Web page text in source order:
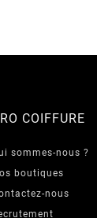
COIFFURE
sommes-nous ?
boutiques
nous